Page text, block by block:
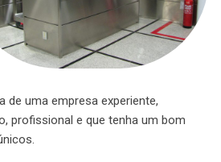
de uma empresa experiente,
profissional e que tenha um bom